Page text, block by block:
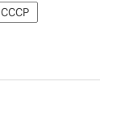
СССР